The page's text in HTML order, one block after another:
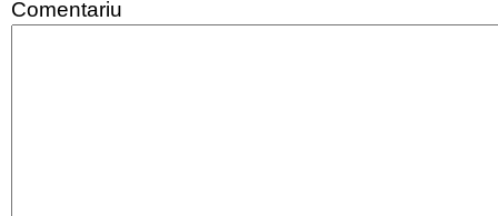
Comentariu